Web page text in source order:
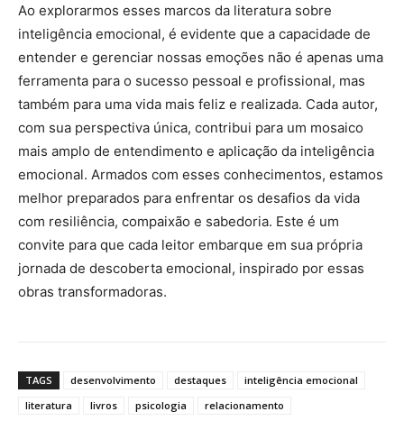
Ao explorarmos esses marcos da literatura sobre
inteligência emocional, é evidente que a capacidade de
entender e gerenciar nossas emoções não é apenas uma
ferramenta para o sucesso pessoal e profissional, mas
também para uma vida mais feliz e realizada. Cada autor,
com sua perspectiva única, contribui para um mosaico
mais amplo de entendimento e aplicação da inteligência
emocional. Armados com esses conhecimentos, estamos
melhor preparados para enfrentar os desafios da vida
com resiliência, compaixão e sabedoria. Este é um
convite para que cada leitor embarque em sua própria
jornada de descoberta emocional, inspirado por essas
obras transformadoras.
TAGS desenvolvimento destaques
inteligência emocional
literatura
livros psicologia relacionamento